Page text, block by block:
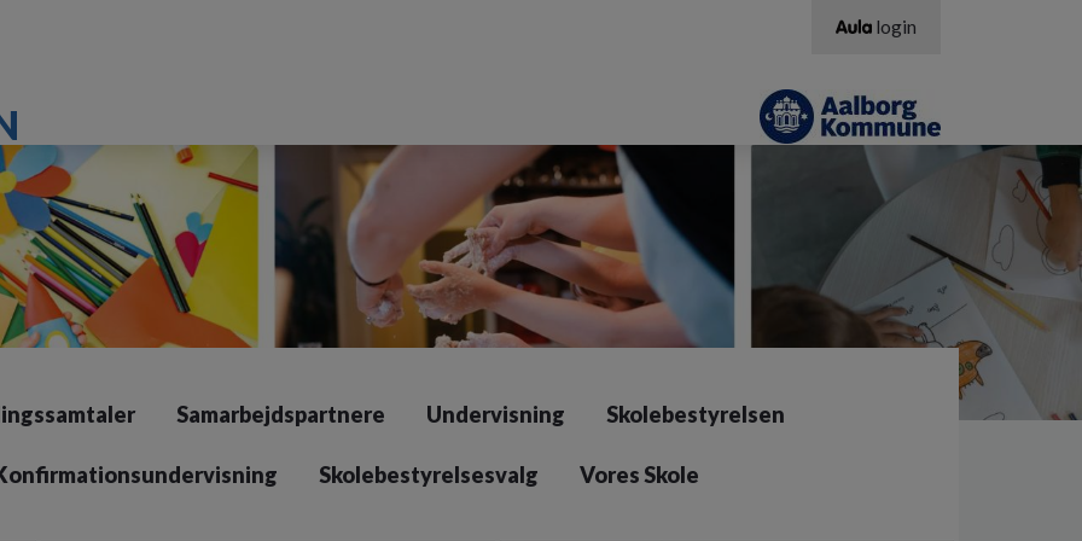
login
Samarbejdspartnere Undervisning Skolebestyrelsen
Skolebestyrelsesvalg Vores Skole